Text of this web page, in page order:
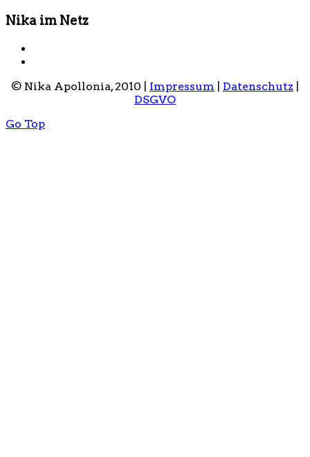
Nika im Netz
© Nika Apollonia, 2010 | Impressum Datenschutz
DSGVO
Go Top